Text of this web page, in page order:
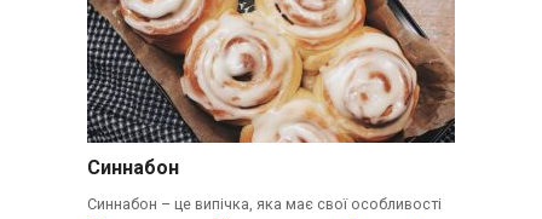
Синнабон
Синнабон – це випічка, яка має свої особливості